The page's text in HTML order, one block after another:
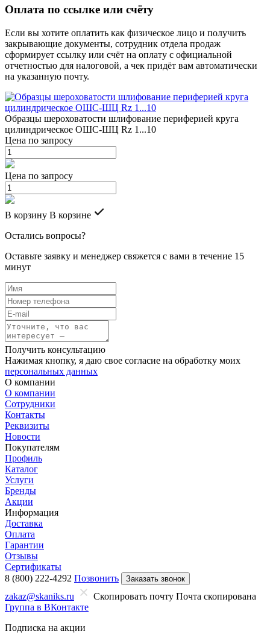
Оплата по ссылке или счёту
Если вы хотите оплатить как физическое лицо и получить
закрывающие документы, сотрудник отдела продаж
сформирует ссылку или счёт на оплату с официальной
отчетностью для налоговой, а чек придёт вам автоматически
на указанную почту.
Образцы шероховатости шлифование периферией круга
цилиндрическое ОШС-ШЦ Rz 1...10
Цена по запросу
Цена по запросу
В корзину В корзине
Остались вопросы?
Оставьте заявку и менеджер свяжется с вами в течение 15
минут
Получить консультацию
Нажимая кнопку, я даю свое согласие на обработку моих
персональных данных
О компании
О компании
Сотрудники
Контакты
Реквизиты
Новости
Покупателям
Профиль
Каталог
Услуги
Бренды
Акции
Информация
Доставка
Оплата
Гарантии
Отзывы
Сертификаты
8 (800) 222-4292 Позвонить Заказать звонок
zakaz@skaniks.ru Скопировать почту Почта скопирована
Группа в ВКонтакте
Подписка на акции